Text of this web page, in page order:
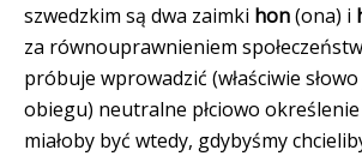
szwedzkim są dwa zaimki hon(ona) i
za równouprawnieniem
próbuje wprowadzić (właściwie
obiegu) neutralne płciowo
miałoby być wtedy, gdybyśmy